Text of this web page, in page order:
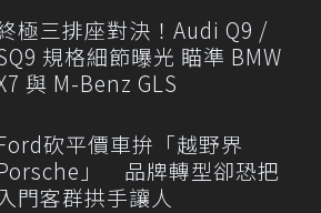
極三排座對決！Audi Q9 /
規格細節曝光 瞄準 BMW
與 M-Benz GLS
砍平價車拚「越野界
」 品牌轉型卻恐把
入門客群拱手讓人